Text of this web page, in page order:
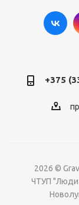
+375
2026 ©
ЧТУП "Люди